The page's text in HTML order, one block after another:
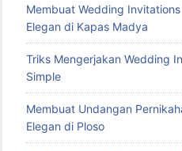
Membuat Wedding
Elegan di Kapas Madya
Triks Mengerjakan Wedding
Simple
Membuat Undangan
Elegan di Ploso